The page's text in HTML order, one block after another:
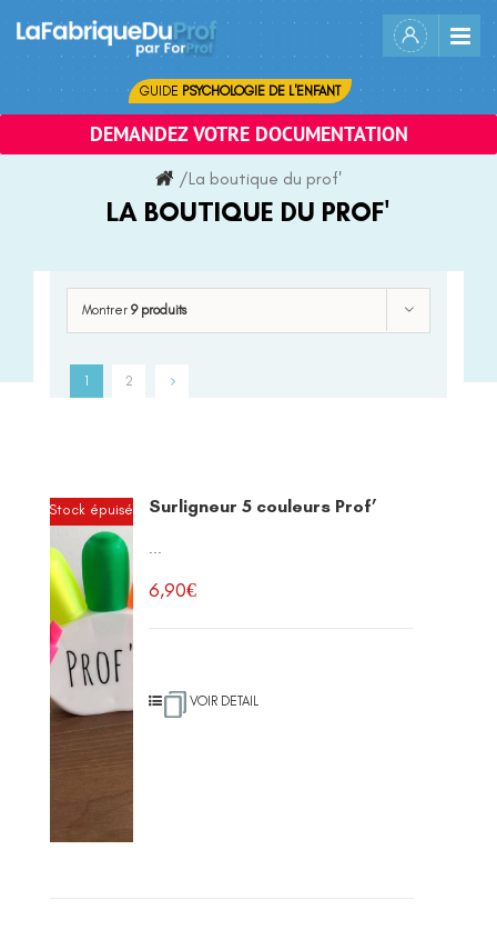
content
GUIDE PSYCHOLOGIE DE L'ENFANT
DEMANDEZ VOTRE DOCUMENTATION
/La boutique du prof'
LA BOUTIQUE DU PROF'
Montrer 9 produits
1 2
Stock épuisé Surligneur 5 couleurs Prof’
...
6,90€
VOIR DETAIL